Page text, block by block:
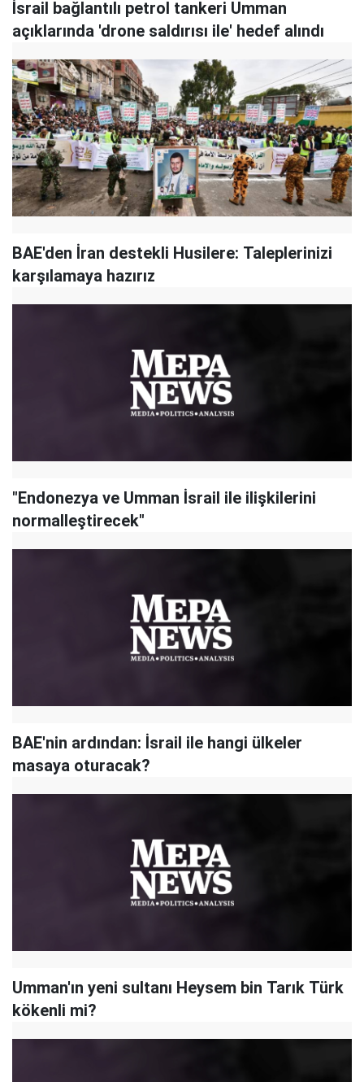
İsrail bağlantılı petrol tankeri Umman
açıklarında 'drone saldırısı ile' hedef alındı
BAE'den İran destekli Husilere: Taleplerinizi
karşılamaya hazırız
"Endonezya ve Umman İsrail ile ilişkilerini
normalleştirecek"
BAE'nin ardından: İsrail ile hangi ülkeler
masaya oturacak?
Umman'ın yeni sultanı Heysem bin Tarık Türk
kökenli mi?